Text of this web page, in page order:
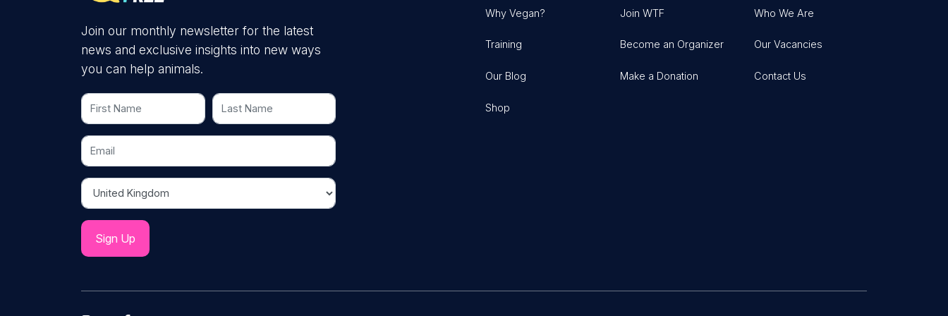
Join our monthly newsletter for the latest
news and exclusive insights into new ways
you can help animals.
First Name Last Name
Email
Country
Why Vegan?
Training
Our Blog
Shop
Join WTF
Become an Organizer
Make a Donation
Who We Are
Our Vacancies
Contact Us